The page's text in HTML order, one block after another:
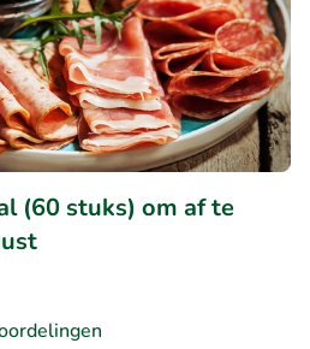
(60 stuks) om af te